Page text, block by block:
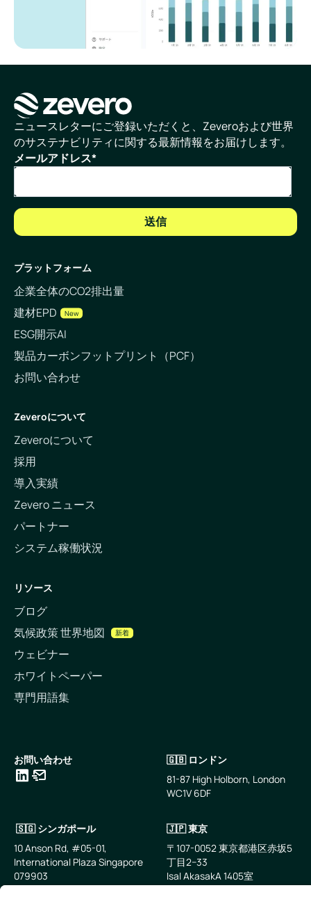
ホームページ
ニュースレターにご登録いただくと、Zeveroおよび世界
のサステナビリティに関する最新情報をお届けします。
メールアドレス*
プラットフォーム
企業全体のCO2排出量
建材EPD
New
ESG開示AI
製品カーボンフットプリント（PCF）
お問い合わせ
Zeveroについて
Zeveroについて
採用
導入実績
Zevero ニュース
パートナー
システム稼働状況
リソース
ブログ
気候政策 世界地図
新着
ウェビナー
ホワイトペーパー
専門用語集
お問い合わせ
🇬🇧 ロンドン
81-87 High Holborn, London
WC1V 6DF
🇸🇬 シンガポール
10 Anson Rd, #05-01,
International Plaza Singapore
079903
🇯🇵 東京
〒107-0052 東京都港区赤坂5
丁目2−33
IsaI AkasakA 1405室